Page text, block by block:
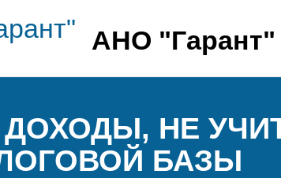
АНО "Гарант"
ДОХОДЫ, НЕ
БАЗЫ